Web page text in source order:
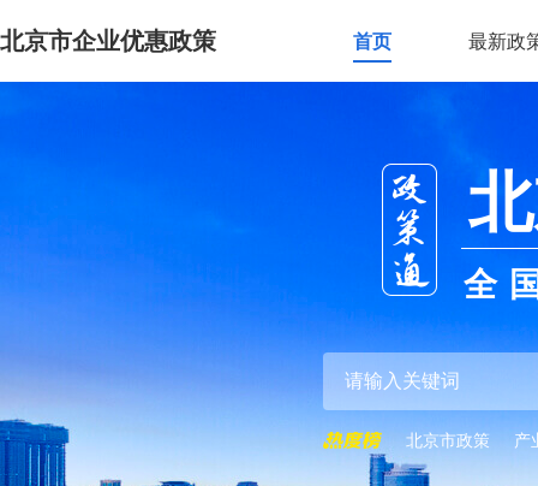
北京市企业优惠政策 首页 最新政
全
北京市政策 产